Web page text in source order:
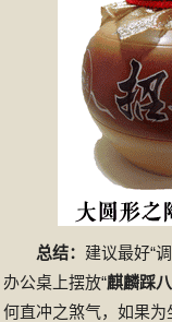
总结： 建议最好“
办公桌上摆放“麒麟踩
何直冲之煞气，如果为